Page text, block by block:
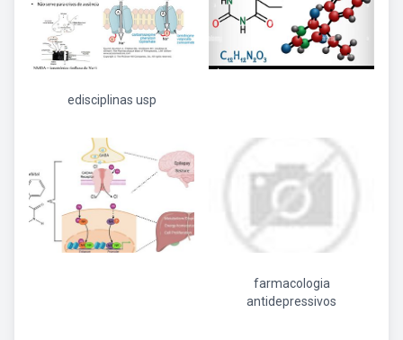
edisciplinas usp
farmacologia
antidepressivos